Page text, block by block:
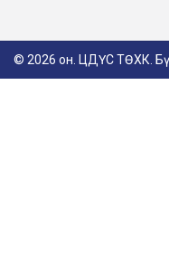
© 2026 он. ЦДҮС ТӨХК.